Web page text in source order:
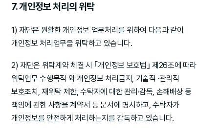
7. 개인정보 처리의 위탁
1) 재단은 원활한 개인정보 업무처리를 위하여 다음과 같이
개인정보 처리업무을 위탁하고 있습니다.
2) 재단은 위탁계약 체결 시 ｢개인정보 보호법｣ 제26조에 따라
위탁업무 수행목적 외 개인정보 처리금지, 기술적 ·관리적
보호조치, 재위탁 제한, 수탁자에 대한 관리·감독, 손해배상 등
책임에 관한 사항을 계약서 등 문서에 명시하고, 수탁자가
개인정보를 안전하게 처리하는지를 감독하고 있습니다.